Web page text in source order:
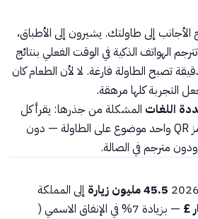
إلى طاولتك. يشيرون إلى الأطباق،
الهواتف الذكية في الوقت الفعلي بنتائج
تصبح الطاولة فارغة. لا لأن الطعام كان
التجربة كلها مرهقة.
اللغات المشكلة من جذرها: يقرأ كل
ضيف القائمة بلغته، من رمز QR واحد موضوع على الطاولة — دون
مترجم في الصالة.
45.5 مليون زيارة
إلى المملكة
— بزيادة 7% في الإنفاق الاسمي (